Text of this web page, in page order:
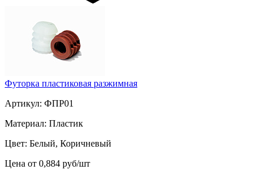
Футорка пластиковая разжимная
Артикул: ФПР01
Материал: Пластик
Цвет: Белый, Коричневый
Цена от 0,884 руб/шт